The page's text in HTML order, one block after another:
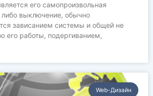
его самопроизвольная
либо выключение, обычно
зависанием системы и общей не
его работы, подергиванием,
Web-Дизайн